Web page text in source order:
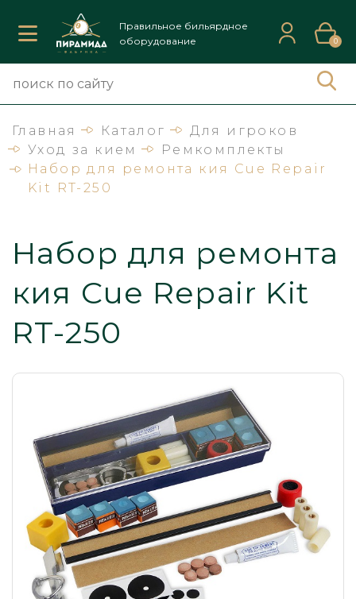
Правильное бильярдное
оборудование
0
Главная Каталог
Для игроков
Уход за кием
Ремкомплекты
Набор для ремонта кия Cue Repair
Kit RT-250
Набор для ремонта
кия Cue Repair Kit
RT-250